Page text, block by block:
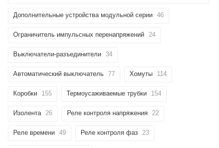
Дополнительные устройства модульной серии 46
Ограничитель импульсных перенапряжений 24
Выключатели-разъединители 34
Автоматический выключатель 77 Хомуты 114
Коробки 155 Термоусаживаемые трубки 154
Изолента 26 Реле контроля напряжения 22
Реле времени 49 Реле контроля фаз 23